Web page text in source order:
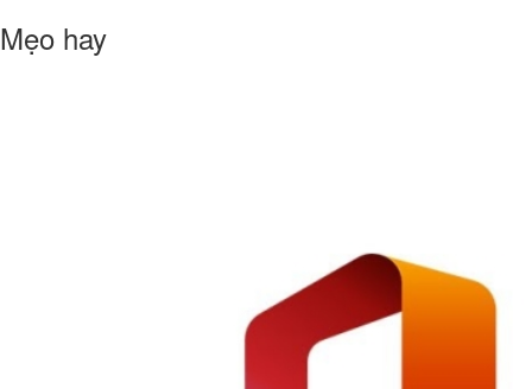
Mẹo hay